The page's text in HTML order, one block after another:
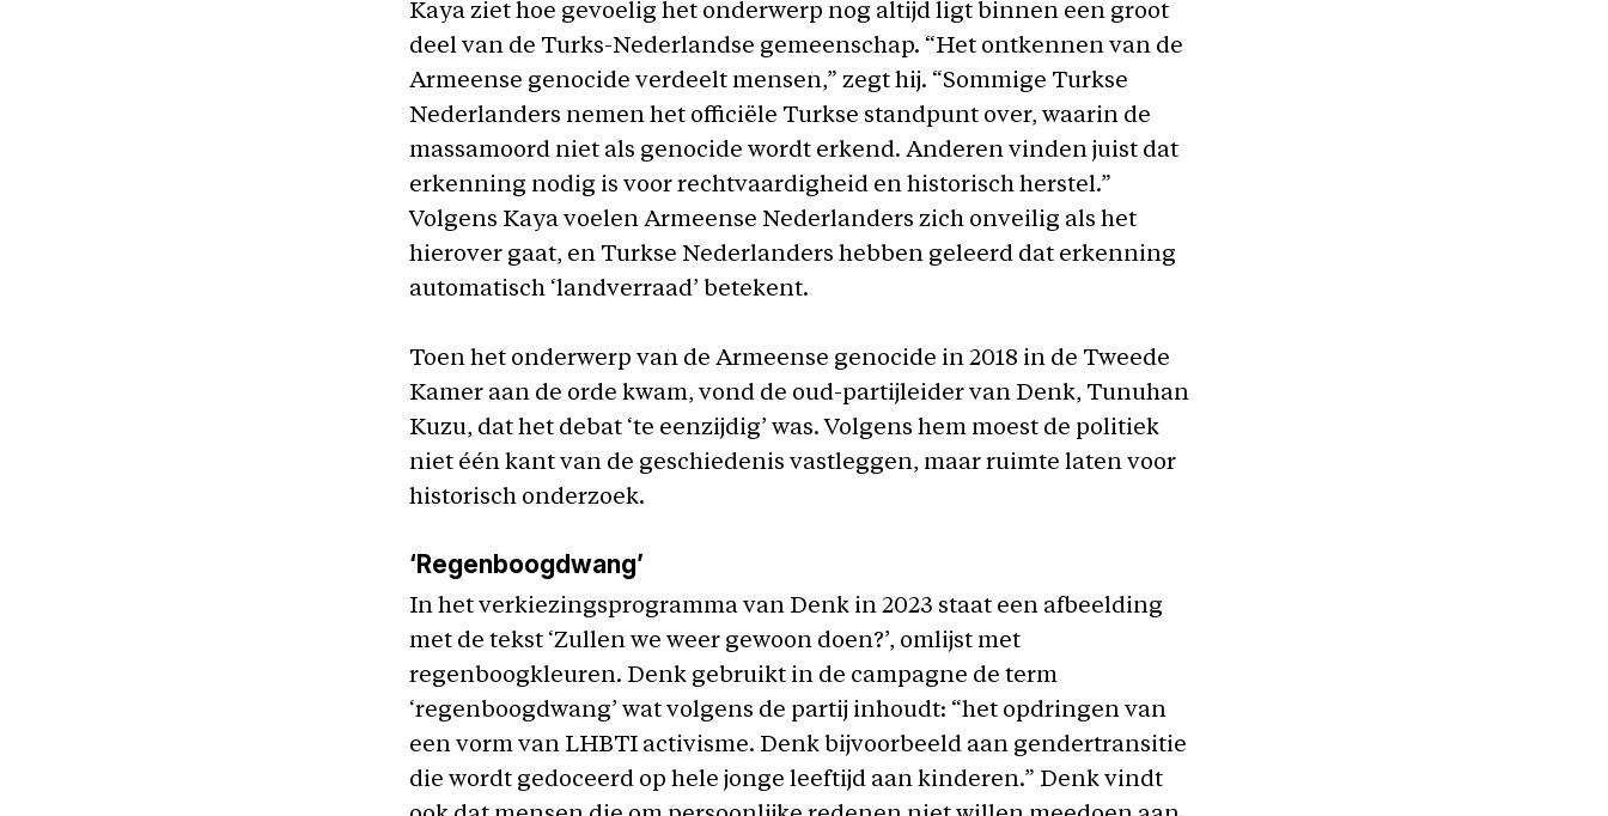
Kaya ziet hoe gevoelig het onderwerp nog altijd ligt binnen een groot
deel van de Turks-Nederlandse gemeenschap. “Het ontkennen van de
Armeense genocide verdeelt mensen,” zegt hij. “Sommige Turkse
Nederlanders nemen het officiële Turkse standpunt over, waarin de
massamoord niet als genocide wordt erkend. Anderen vinden juist dat
erkenning nodig is voor rechtvaardigheid en historisch herstel.”
Volgens Kaya voelen Armeense Nederlanders zich onveilig als het
hierover gaat, en Turkse Nederlanders hebben geleerd dat erkenning
automatisch ‘landverraad’ betekent.
Toen het onderwerp van de Armeense genocide in 2018 in de Tweede
Kamer aan de orde kwam, vond de oud-partijleider van Denk, Tunuhan
Kuzu, dat het debat ‘te eenzijdig’ was. Volgens hem moest de politiek
niet één kant van de geschiedenis vastleggen, maar ruimte laten voor
historisch onderzoek.
‘Regenboogdwang’
In het verkiezingsprogramma van Denk in 2023 staat een afbeelding
met de tekst ‘Zullen we weer gewoon doen?’, omlijst met
regenboogkleuren. Denk gebruikt in de campagne de term
‘regenboogdwang’ wat volgens de partij inhoudt: “het opdringen van
een vorm van LHBTI activisme. Denk bijvoorbeeld aan gendertransitie
die wordt gedoceerd op hele jonge leeftijd aan kinderen.” Denk vindt